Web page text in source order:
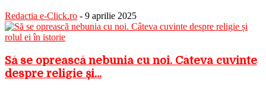
Redactia e-Click.ro - 9 aprilie 2025
Să se oprească nebunia cu noi. Câteva cuvinte
despre religie și...